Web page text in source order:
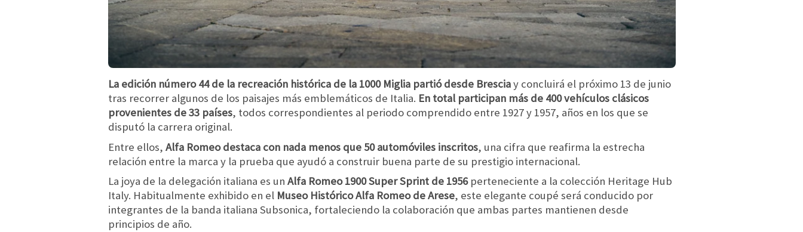
La edición número 44 de la recreación histórica de la 1000 Miglia partió desde Bresciay concluirá el próximo 13 de junio
tras recorrer algunos de los paisajes más emblemáticos de Italia. En total participan más de 400 vehículos clásicos
provenientes de 33 países, todos correspondientes al periodo comprendido entre 1927 y 1957, años en los que se
disputó la carrera original.
Entre ellos, Alfa Romeo destaca con nada menos que 50 automóviles inscritos, una cifra que reafirma la estrecha
relación entre la marca y la prueba que ayudó a construir buena parte de su prestigio internacional.
La joya de la delegación italiana es un Alfa Romeo 1900 Super Sprint de 1956perteneciente a la colección Heritage Hub
Italy. Habitualmente exhibido en el Museo Histórico Alfa Romeo de Arese, este elegante coupé será conducido por
integrantes de la banda italiana Subsonica, fortaleciendo la colaboración que ambas partes mantienen desde
principios de año.